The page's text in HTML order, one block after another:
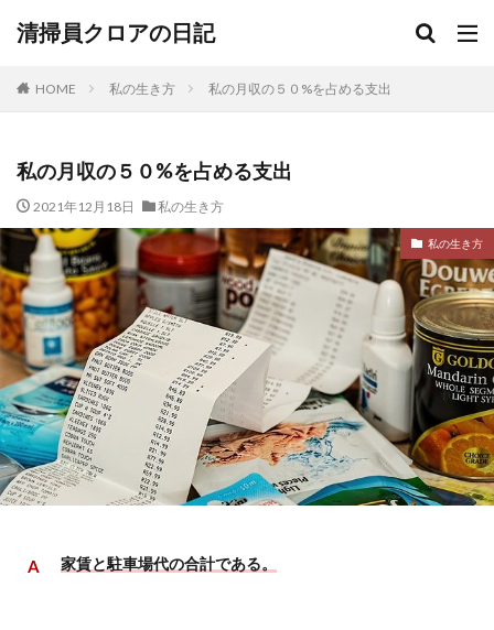
清掃員クロアの日記
HOME 私の生き方 私の月収の５０%を占める支出
私の月収の５０%を占める支出
2021年12月18日 私の生き方
私の生き方
家賃と駐車場代の合計である。